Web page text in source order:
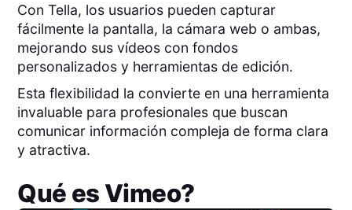
Con Tella, los usuarios pueden capturar
fácilmente la pantalla, la cámara web o ambas,
mejorando sus vídeos con fondos
personalizados y herramientas de edición.
Esta flexibilidad la convierte en una herramienta
invaluable para profesionales que buscan
comunicar información compleja de forma clara
y atractiva.
Qué esVimeo?